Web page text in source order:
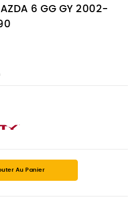
6 GG GY 2002-
Au Panier